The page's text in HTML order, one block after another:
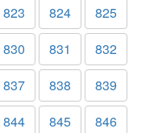
823 824
825
830 831
832
837 838
839
844 845
846